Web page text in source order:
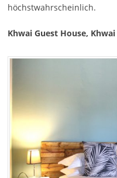
höchstwahrscheinlich.
Khwai Guest House,